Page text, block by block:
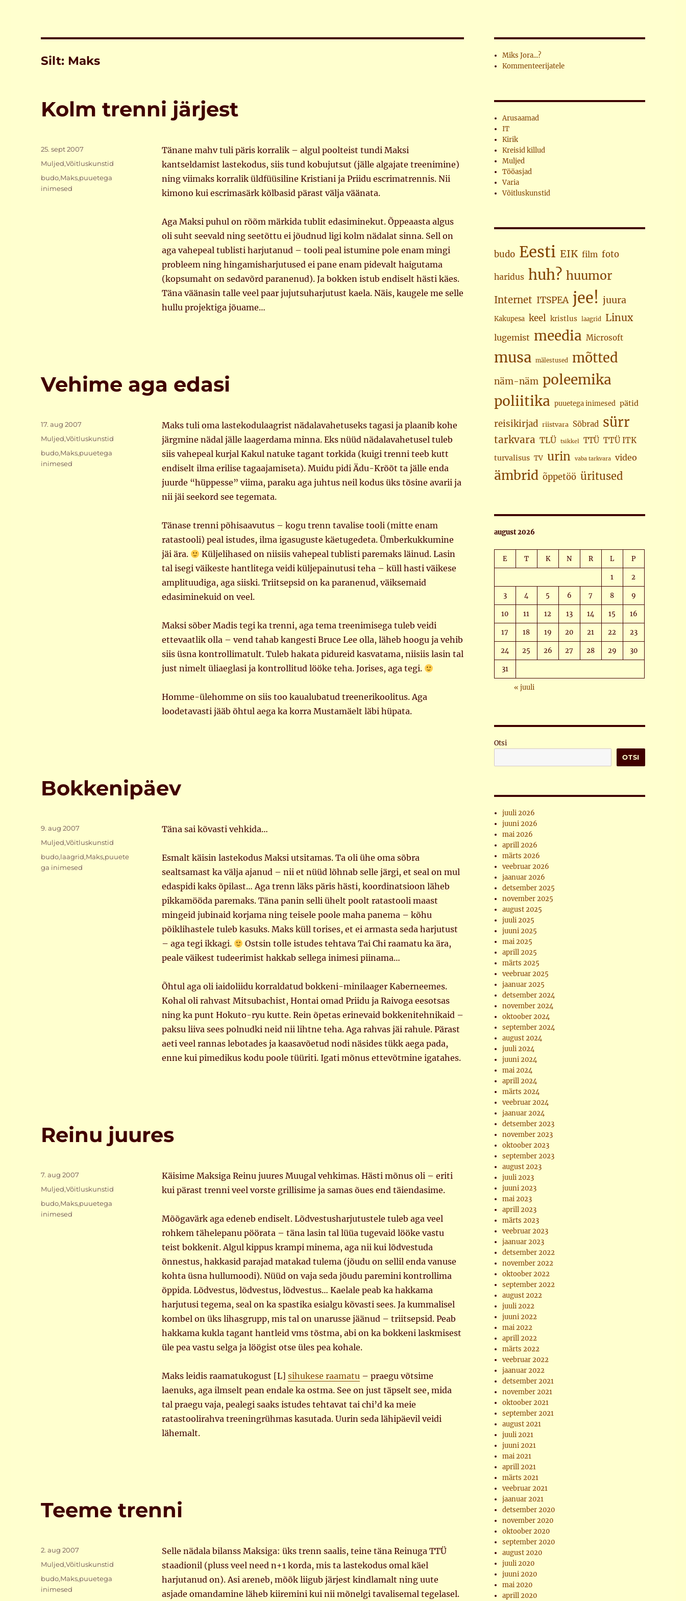
Silt: Maks
Kolm trenni järjest
Tänane mahv tuli päris korralik – algul poolteist tundi Maksi
kantseldamist lastekodus, siis tund kobujutsut (jälle algajate treenimine)
ning viimaks korralik üldfüüsiline Kristiani ja Priidu escrimatrennis. Nii
kimono kui escrimasärk kõlbasid pärast välja väänata.
Aga Maksi puhul on rõõm märkida tublit edasiminekut. Õppeaasta algus
oli suht seevald ning seetõttu ei jõudnud ligi kolm nädalat sinna. Sell on
aga vahepeal tublisti harjutanud – tooli peal istumine pole enam mingi
probleem ning hingamisharjutused ei pane enam pidevalt haigutama
(kopsumaht on sedavõrd paranenud). Ja bokken istub endiselt hästi käes.
Täna väänasin talle veel paar jujutsuharjutust kaela. Näis, kaugele me selle
hullu projektiga jõuame…
Postitatud
25. sept 2007
Rubriigid
Muljed,Võitluskunstid
Sildid
budo,Maks,puuetega
inimesed
Vehime aga edasi
Maks tuli oma lastekodulaagrist nädalavahetuseks tagasi ja plaanib kohe
järgmine nädal jälle laagerdama minna. Eks nüüd nädalavahetusel tuleb
siis vahepeal kurjal Kakul natuke tagant torkida (kuigi trenni teeb kutt
endiselt ilma erilise tagaajamiseta). Muidu pidi Ädu-Krõõt ta jälle enda
juurde “hüppesse” viima, paraku aga juhtus neil kodus üks tõsine avarii ja
nii jäi seekord see tegemata.
Tänase trenni põhisaavutus – kogu trenn tavalise tooli (mitte enam
ratastooli) peal istudes, ilma igasuguste käetugedeta. Ümberkukkumine
jäi ära.
Küljelihased on niisiis vahepeal tublisti paremaks läinud. Lasin
tal isegi väikeste hantlitega veidi küljepainutusi teha – küll hasti väikese
amplituudiga, aga siiski. Triitsepsid on ka paranenud, väiksemaid
edasiminekuid on veel.
Maksi sõber Madis tegi ka trenni, aga tema treenimisega tuleb veidi
ettevaatlik olla – vend tahab kangesti Bruce Lee olla, läheb hoogu ja vehib
siis üsna kontrollimatult. Tuleb hakata pidureid kasvatama, niisiis lasin tal
just nimelt üliaeglasi ja kontrollitud lööke teha. Jorises, aga tegi.
Homme-ülehomme on siis too kaualubatud treenerikoolitus. Aga
loodetavasti jääb õhtul aega ka korra Mustamäelt läbi hüpata.
Postitatud
17. aug 2007
Rubriigid
Muljed,Võitluskunstid
Sildid
budo,Maks,puuetega
inimesed
Bokkenipäev
Täna sai kõvasti vehkida…
Esmalt käisin lastekodus Maksi utsitamas. Ta oli ühe oma sõbra
sealtsamast ka välja ajanud – nii et nüüd lõhnab selle järgi, et seal on mul
edaspidi kaks õpilast… Aga trenn läks päris hästi, koordinatsioon läheb
pikkamööda paremaks. Täna panin selli ühelt poolt ratastooli maast
mingeid jubinaid korjama ning teisele poole maha panema – kõhu
põiklihastele tuleb kasuks. Maks küll torises, et ei armasta seda harjutust
– aga tegi ikkagi.
Ostsin tolle istudes tehtava Tai Chi raamatu ka ära,
peale väikest tudeerimist hakkab sellega inimesi piinama…
Õhtul aga oli iaidoliidu korraldatud bokkeni-minilaager Kaberneemes.
Kohal oli rahvast Mitsubachist, Hontai omad Priidu ja Raivoga eesotsas
ning ka punt Hokuto-ryu kutte. Rein õpetas erinevaid bokkenitehnikaid –
paksu liiva sees polnudki neid nii lihtne teha. Aga rahvas jäi rahule. Pärast
aeti veel rannas lebotades ja kaasavõetud nodi näsides tükk aega pada,
enne kui pimedikus kodu poole tüüriti. Igati mõnus ettevõtmine igatahes.
Postitatud
9. aug 2007
Rubriigid
Muljed,Võitluskunstid
Sildid
budo,laagrid,Maks,puuete
ga inimesed
Reinu juures
Käisime Maksiga Reinu juures Muugal vehkimas. Hästi mõnus oli – eriti
kui pärast trenni veel vorste grillisime ja samas õues end täiendasime.
Mõõgavärk aga edeneb endiselt. Lõdvestusharjutustele tuleb aga veel
rohkem tähelepanu pöörata – täna lasin tal lüüa tugevaid lööke vastu
teist bokkenit. Algul kippus krampi minema, aga nii kui lõdvestuda
õnnestus, hakkasid parajad matakad tulema (jõudu on sellil enda vanuse
kohta üsna hullumoodi). Nüüd on vaja seda jõudu paremini kontrollima
õppida. Lõdvestus, lõdvestus, lõdvestus… Kaelale peab ka hakkama
harjutusi tegema, seal on ka spastika esialgu kõvasti sees. Ja kummalisel
kombel on üks lihasgrupp, mis tal on unarusse jäänud – triitsepsid. Peab
hakkama kukla tagant hantleid vms tõstma, abi on ka bokkeni laskmisest
üle pea vastu selga ja löögist otse üles pea kohale.
Maks leidis raamatukogust [L] sihukese raamatu– praegu võtsime
laenuks, aga ilmselt pean endale ka ostma. See on just täpselt see, mida
tal praegu vaja, pealegi saaks istudes tehtavat tai chi’d ka meie
ratastoolirahva treeningrühmas kasutada. Uurin seda lähipäevil veidi
lähemalt.
Postitatud
7. aug 2007
Rubriigid
Muljed,Võitluskunstid
Sildid
budo,Maks,puuetega
inimesed
Teeme trenni
Selle nädala bilanss Maksiga: üks trenn saalis, teine täna Reinuga TTÜ
staadionil (pluss veel need n+1 korda, mis ta lastekodus omal käel
harjutanud on). Asi areneb, mõõk liigub järjest kindlamalt ning uute
asjade omandamine läheb kiiremini kui nii mõnelgi tavalisemal tegelasel.
Postitatud
2. aug 2007
Rubriigid
Muljed,Võitluskunstid
Sildid
budo,Maks,puuetega
inimesed
Miks Jora...?
Kommenteerijatele
Arusaamad
IT
Kirik
Kreisid killud
Muljed
Tööasjad
Varia
Võitluskunstid
budo Eesti EIK film foto
haridus huh? huumor
Internet ITSPEA jee! juura
Kakupesa keel kristlus laagrid Linux
lugemist meedia Microsoft
musa mälestused mõtted
näm-näm poleemika
poliitika puuetega inimesed pätid
reisikirjad riistvara Sõbrad sürr
tarkvara TLÜ tsikkel TTÜ TTÜ ITK
turvalisus TV urin vaba tarkvara video
ämbrid õppetöö üritused
august 2026
E T K N R L P
1 2
3 4 5 6 7 8 9
10 11 12 13 14 15 16
17 18 19 20 21 22 23
24 25 26 27 28 29 30
31
« juuli
Otsi
OTSI
juuli 2026
juuni 2026
mai 2026
aprill 2026
märts 2026
veebruar 2026
jaanuar 2026
detsember 2025
november 2025
august 2025
juuli 2025
juuni 2025
mai 2025
aprill 2025
märts 2025
veebruar 2025
jaanuar 2025
detsember 2024
november 2024
oktoober 2024
september 2024
august 2024
juuli 2024
juuni 2024
mai 2024
aprill 2024
märts 2024
veebruar 2024
jaanuar 2024
detsember 2023
november 2023
oktoober 2023
september 2023
august 2023
juuli 2023
juuni 2023
mai 2023
aprill 2023
märts 2023
veebruar 2023
jaanuar 2023
detsember 2022
november 2022
oktoober 2022
september 2022
august 2022
juuli 2022
juuni 2022
mai 2022
aprill 2022
märts 2022
veebruar 2022
jaanuar 2022
detsember 2021
november 2021
oktoober 2021
september 2021
august 2021
juuli 2021
juuni 2021
mai 2021
aprill 2021
märts 2021
veebruar 2021
jaanuar 2021
detsember 2020
november 2020
oktoober 2020
september 2020
august 2020
juuli 2020
juuni 2020
mai 2020
aprill 2020